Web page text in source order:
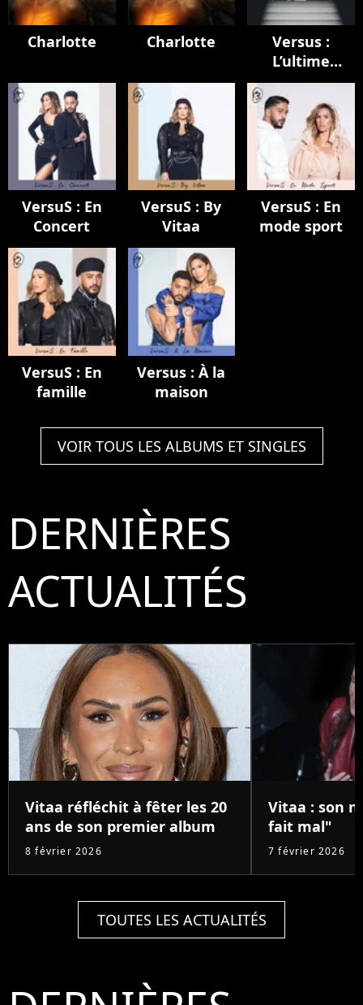
Charlotte Charlotte
Versus :
L’ultime
chapitre
VersuS : En
Concert
VersuS : By
Vitaa
VersuS : En
mode sport
VersuS : En
famille
Versus : À la
maison
VOIR TOUS LES ALBUMS ET SINGLES
DERNIÈRES
ACTUALITÉS
Vitaa réfléchit à fêter les 20
ans de son premier album
8 février 2026
Vitaa : son
fait mal"
7 février 2026
TOUTES LES ACTUALITÉS